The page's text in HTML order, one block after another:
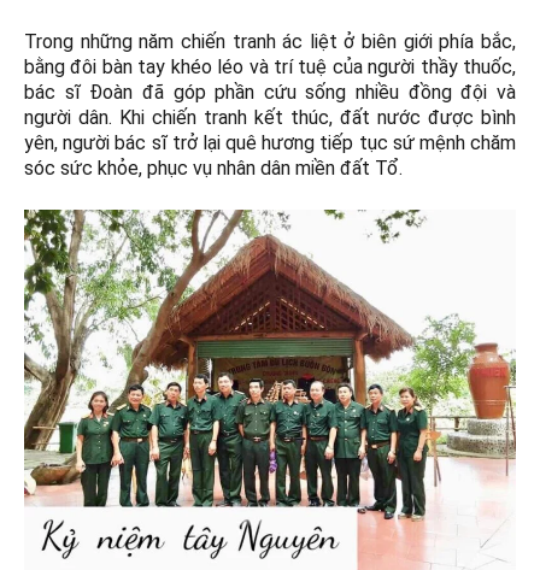
Trong những năm chiến tranh ác liệt ở biên giới phía bắc,
bằng đôi bàn tay khéo léo và trí tuệ của người thầy thuốc,
bác sĩ Đoàn đã góp phần cứu sống nhiều đồng đội và
người dân. Khi chiến tranh kết thúc, đất nước được bình
yên, người bác sĩ trở lại quê hương tiếp tục sứ mệnh chăm
sóc sức khỏe, phục vụ nhân dân miền đất Tổ.